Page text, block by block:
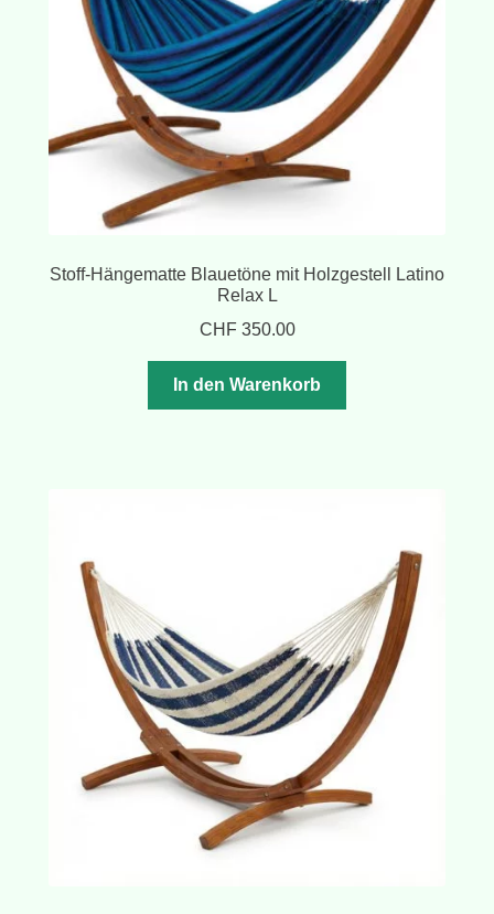
Stoff-Hängematte Blauetöne mit Holzgestell Latino
Relax L
CHF350.00
In den Warenkorb